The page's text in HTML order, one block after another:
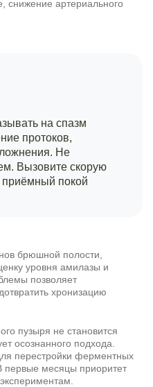
снижение артериального
на спазм
протоков,
Не
Вызовите скорую
приёмный покой
брюшной полости,
уровня амилазы и
позволяет
хронизацию
пузыря не становится
осознанного подхода.
перестройки ферментных
первые месяцы приоритет